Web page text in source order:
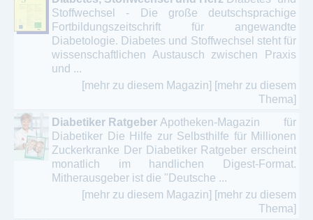
Stoffwechsel - Die große deutschsprachige
Fortbildungszeitschrift für angewandte
Diabetologie. Diabetes und Stoffwechsel steht für
wissenschaftlichen Austausch zwischen Praxis
und ...
[mehr zu diesem Magazin] [mehr zu diesem
Thema]
Diabetiker Ratgeber Apotheken-Magazin für
Diabetiker Die Hilfe zur Selbsthilfe für Millionen
Zuckerkranke Der Diabetiker Ratgeber erscheint
monatlich im handlichen Digest-Format.
Mitherausgeber ist die "Deutsche ...
[mehr zu diesem Magazin] [mehr zu diesem
Thema]